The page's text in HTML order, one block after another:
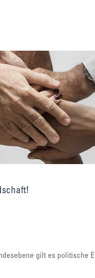
gilt es politische